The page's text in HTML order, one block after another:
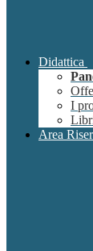
Didattica
I
Area